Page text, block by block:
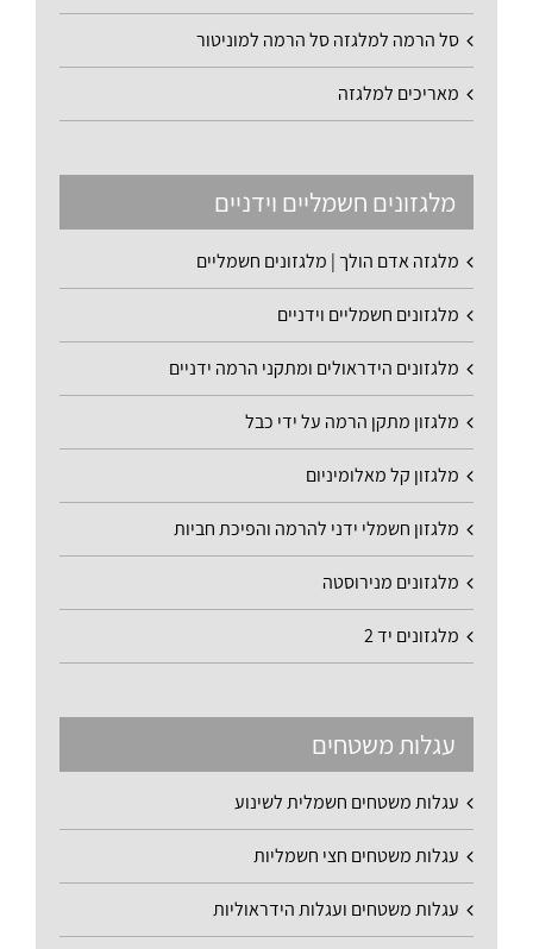
סל הרמה למלגזה סל הרמה למוניטור
מאריכים למלגזה
מלגזונים חשמליים וידניים
מלגזה אדם הולך | מלגזונים חשמליים
מלגזונים חשמליים וידניים
מלגזונים הידראולים ומתקני הרמה ידניים
מלגזון מתקן הרמה על ידי כבל
מלגזון קל מאלומיניום
מלגזון חשמלי ידני להרמה והפיכת חביות
מלגזונים מנירוסטה
מלגזונים יד 2
עגלות משטחים
עגלות משטחים חשמלית לשינוע
עגלות משטחים חצי חשמליות
עגלות משטחים ועגלות הידראוליות